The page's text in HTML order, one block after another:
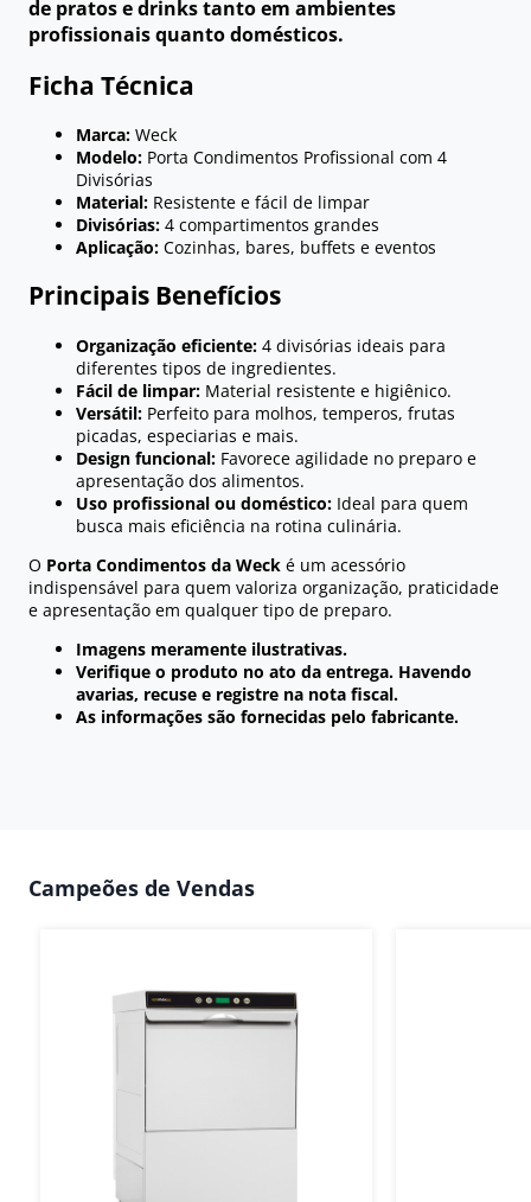
de pratos e drinks tanto em ambientes
profissionais quanto domésticos.
Ficha Técnica
Marca: Weck
Modelo: Porta Condimentos Profissional com 4
Divisórias
Material: Resistente e fácil de limpar
Divisórias: 4 compartimentos grandes
Aplicação: Cozinhas, bares, buffets e eventos
Principais Benefícios
Organização eficiente: 4 divisórias ideais para
diferentes tipos de ingredientes.
Fácil de limpar: Material resistente e higiênico.
Versátil: Perfeito para molhos, temperos, frutas
picadas, especiarias e mais.
Design funcional: Favorece agilidade no preparo e
apresentação dos alimentos.
Uso profissional ou doméstico: Ideal para quem
busca mais eficiência na rotina culinária.
O Porta Condimentos da Weck é um acessório
indispensável para quem valoriza organização, praticidade
e apresentação em qualquer tipo de preparo.
Imagens meramente ilustrativas.
Verifique o produto no ato da entrega. Havendo
avarias, recuse e registre na nota fiscal.
As informações são fornecidas pelo fabricante.
Campeões de Vendas